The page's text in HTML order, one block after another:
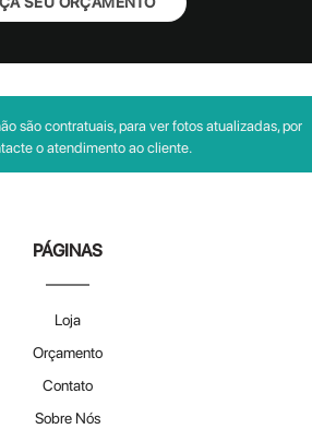
são contratuais, para ver fotos atualizadas, por
o atendimento ao cliente.
PÁGINAS
Loja
Orçamento
Contato
Sobre Nós